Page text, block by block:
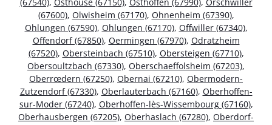
(67600), Olwisheim (67170), Ohnenheim (67390),
Ohlungen (67590), Ohlungen (67170), Offwiller (67340),
Offendorf (67850), Oermingen (67970), Odratzheim
(67520), Obersteinbach (67510), Obersteigen (67710),
Obersoultzbach (67330), Oberschaeffolsheim (67203),
Oberrœdern (67250), Obernai (67210), Obermodern-
Zutzendorf (67330), Oberlauterbach (67160), Oberhoffen-
sur-Moder (67240), Oberhoffen-lès-Wissembourg (67160),
Oberhausbergen (67205), Oberhaslach (67280), Oberdorf-